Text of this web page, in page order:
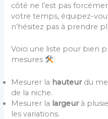
côté ne l’est pas
votre temps, équipez-
n’hésitez pas à prendre
Voici une liste pour bien
mesures
:
Mesurer la hauteurdu
de la niche.
Mesurer la largeurà
les variations.